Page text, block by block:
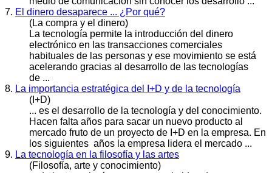
7. El dinero desaparece ... ¿Por qué?
(La compra y el dinero)
La tecnología permite la introducción del dinero
electrónico en las transacciones comerciales
habituales de las personas y ese movimiento se está
acelerando gracias al desarrollo de las tecnologías
de ...
8. La importancia estratégica del I+D y de la tecnología
(I+D)
... es el desarrollo de la tecnología y del conocimiento.
Hacen falta años para sacar un nuevo producto al
mercado fruto de un proyecto de I+D en la empresa. En
los siguientes años la empresa lidera el mercado ...
9. La tecnología en la filosofía y las artes
(Filosofía, arte y conocimiento)